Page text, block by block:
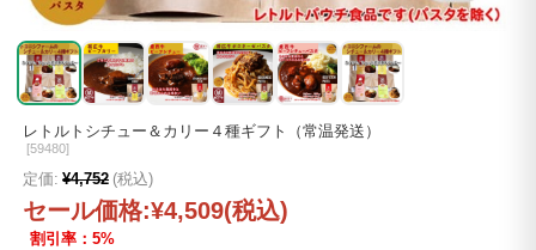
レトルトシチュー＆カリー４種ギフト（常温発送）
[59480]
定価: ¥4,752 (税込)
セール価格:¥4,509(税込)
割引率：5%